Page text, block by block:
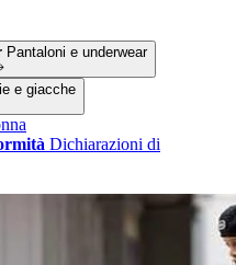
Pantaloni e underwear
e giacche
Dichiarazioni di